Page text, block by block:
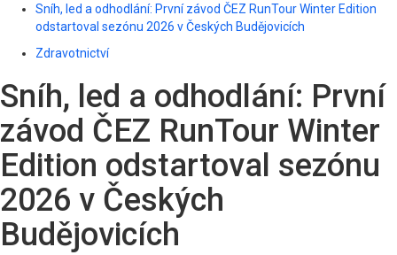
Sníh, led a odhodlání: První závod ČEZ RunTour Winter Edition
odstartoval sezónu 2026 v Českých Budějovicích
Zdravotnictví
Sníh, led a odhodlání: První
závod ČEZ RunTour Winter
Edition odstartoval sezónu
2026 v Českých
Budějovicích